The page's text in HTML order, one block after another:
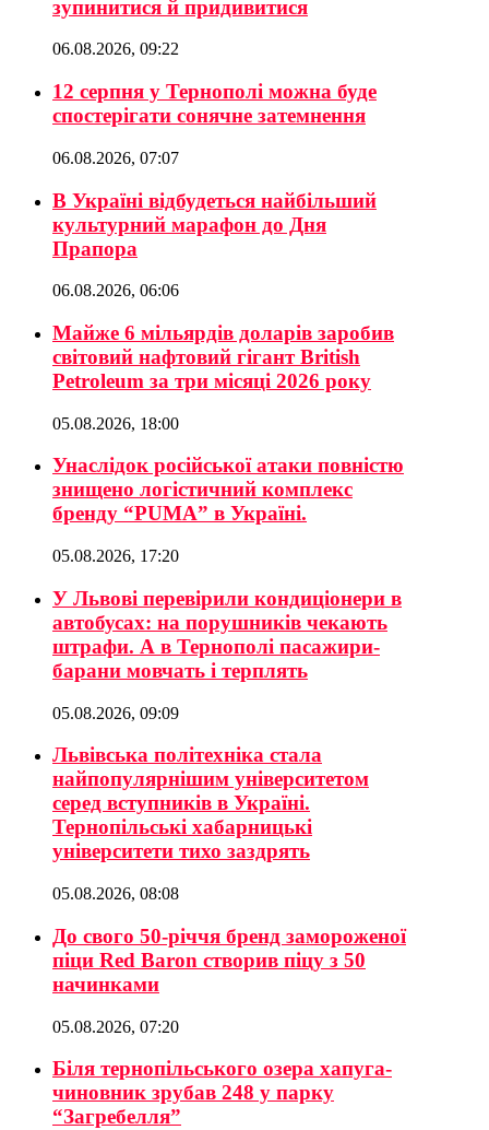
зупинитися й придивитися
06.08.2026, 09:22
12 серпня у Тернополі можна буде
спостерігати сонячне затемнення
06.08.2026, 07:07
В Україні відбудеться найбільший
культурний марафон до Дня
Прапора
06.08.2026, 06:06
Майже 6 мільярдів доларів заробив
світовий нафтовий гігант British
Petroleum за три місяці 2026 року
05.08.2026, 18:00
Унаслідок російської атаки повністю
знищено логістичний комплекс
бренду “PUMA” в Україні.
05.08.2026, 17:20
У Львові перевірили кондиціонери в
автобусах: на порушників чекають
штрафи. А в Тернополі пасажири-
барани мовчать і терплять
05.08.2026, 09:09
Львівська політехніка стала
найпопулярнішим університетом
серед вступників в Україні.
Тернопільські хабарницькі
університети тихо заздрять
05.08.2026, 08:08
До свого 50-річчя бренд замороженої
піци Red Baron створив піцу з 50
начинками
05.08.2026, 07:20
Біля тернопільського озера хапуга-
чиновник зрубав 248 у парку
“Загребелля”